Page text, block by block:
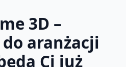
3D –
aranżacji
Ci już